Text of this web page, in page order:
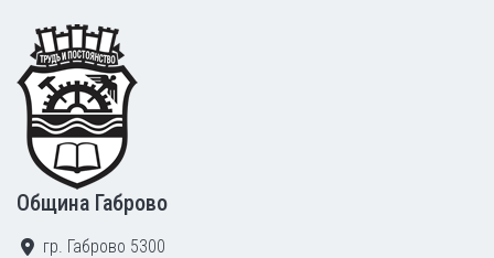
Footer
Община Габрово
гр. Габрово 5300